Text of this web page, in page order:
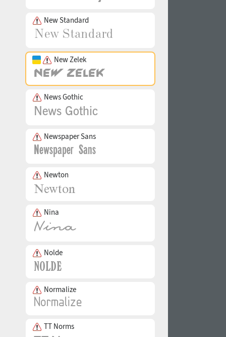
New Standard
New Zelek
News Gothic
Newspaper Sans
Newton
Nina
Nolde
Normalize
TT Norms